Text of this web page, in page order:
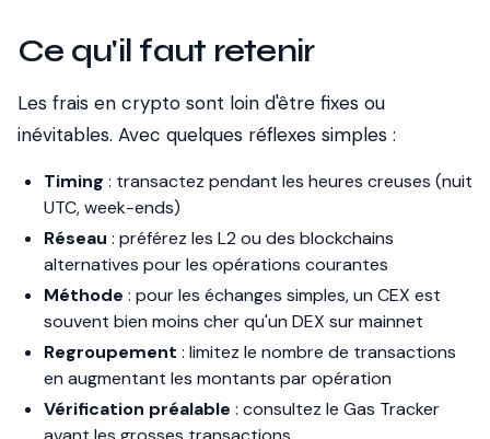
Ce qu'il faut retenir
Les frais en crypto sont loin d'être fixes ou
inévitables. Avec quelques réflexes simples :
Timing : transactez pendant les heures creuses (nuit
UTC, week-ends)
Réseau : préférez les L2 ou des blockchains
alternatives pour les opérations courantes
Méthode : pour les échanges simples, un CEX est
souvent bien moins cher qu'un DEX sur mainnet
Regroupement : limitez le nombre de transactions
en augmentant les montants par opération
Vérification préalable : consultez le Gas Tracker